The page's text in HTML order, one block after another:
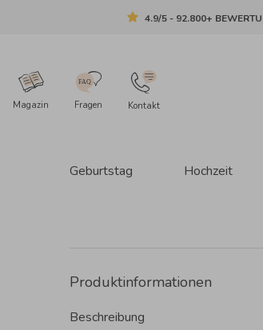
4.9/5 - 92.800+
Magazin Fragen Kontakt
Geburtstag Hochzeit
Produktinformationen
Beschreibung